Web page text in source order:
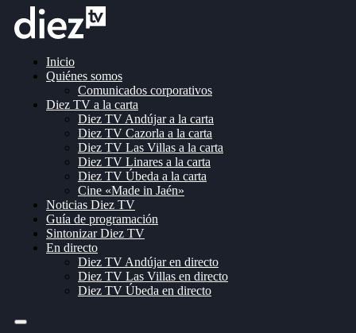
Inicio
Quiénes somos
Comunicados corporativos
Diez TV a la carta
Diez TV Andújar a la carta
Diez TV Cazorla a la carta
Diez TV Las Villas a la carta
Diez TV Linares a la carta
Diez TV Úbeda a la carta
Cine «Made in Jaén»
Noticias Diez TV
Guía de programación
Sintonizar Diez TV
En directo
Diez TV Andújar en directo
Diez TV Las Villas en directo
Diez TV Úbeda en directo